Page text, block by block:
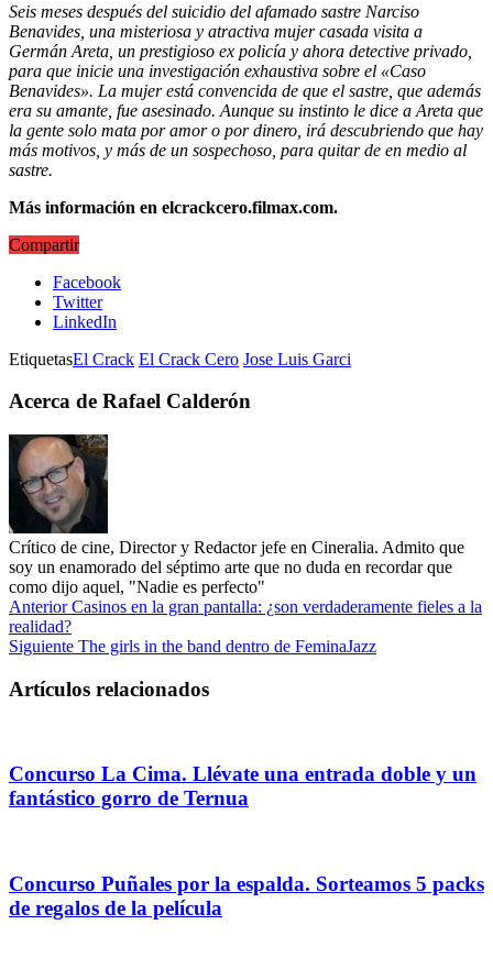
Seis meses después del suicidio del afamado sastre Narciso
Benavides, una misteriosa y atractiva mujer casada visita a
Germán Areta, un prestigioso ex policía y ahora detective privado,
para que inicie una investigación exhaustiva sobre el «Caso
Benavides». La mujer está convencida de que el sastre, que además
era su amante, fue asesinado. Aunque su instinto le dice a Areta que
la gente solo mata por amor o por dinero, irá descubriendo que hay
más motivos, y más de un sospechoso, para quitar de en medio al
sastre.
Más información en elcrackcero.filmax.com.
Compartir
Facebook
Twitter
LinkedIn
EtiquetasEl Crack El Crack Cero Jose Luis Garci
Acerca de Rafael Calderón
Crítico de cine, Director y Redactor jefe en Cineralia. Admito que
soy un enamorado del séptimo arte que no duda en recordar que
como dijo aquel, "Nadie es perfecto"
AnteriorCasinos en la gran pantalla: ¿son verdaderamente fieles a la
realidad?
Siguiente The girls in the band dentro de FeminaJazz
Artículos relacionados
Concurso La Cima. Llévate una entrada doble y un
fantástico gorro de Ternua
Concurso Puñales por la espalda. Sorteamos 5 packs
de regalos de la película